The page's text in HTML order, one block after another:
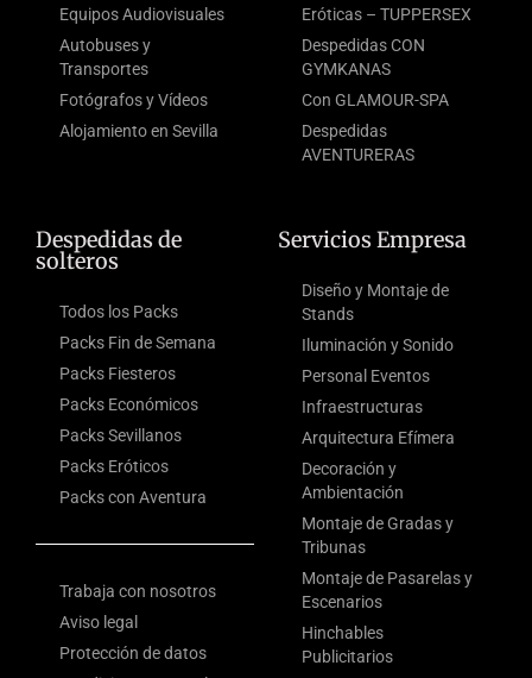
Equipos Audiovisuales
Autobuses y
Transportes
Fotógrafos y Vídeos
Alojamiento en Sevilla
Eróticas – TUPPERSEX
Despedidas CON
GYMKANAS
Con GLAMOUR-SPA
Despedidas
AVENTURERAS
Despedidas de
solteros
Todos los Packs
Packs Fin de Semana
Packs Fiesteros
Packs Económicos
Packs Sevillanos
Packs Eróticos
Packs con Aventura
Trabaja con nosotros
Aviso legal
Protección de datos
Servicios Empresa
Diseño y Montaje de
Stands
Iluminación y Sonido
Personal Eventos
Infraestructuras
Arquitectura Efímera
Decoración y
Ambientación
Montaje de Gradas y
Tribunas
Montaje de Pasarelas y
Escenarios
Hinchables
Publicitarios